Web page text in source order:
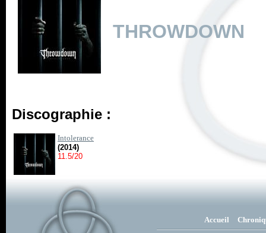
THROWDOWN
Discographie :
Intolerance
(2014)
11.5/20
Accueil